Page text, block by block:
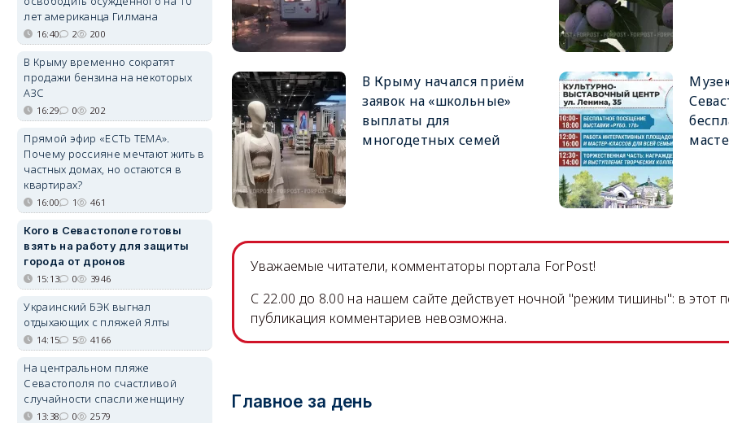
В Крыму начался приём
заявок на «школьные»
выплаты для
многодетных семей
Уважаемые читатели, комментаторы портала ForPost!
C 22.00 до 8.00 на нашем сайте действует ночной "режим тишины": в этот
публикация комментариев невозможна.
Главное за день
лет американца Гилмана
16:40 2 200
В Крыму временно сократят
продажи бензина на некоторых
АЗС
16:29 0 202
Прямой эфир «ЕСТЬ ТЕМА».
Почему россияне мечтают жить в
частных домах, но остаются в
квартирах?
16:00 1 461
Кого в Севастополе готовы
взять на работу для защиты
города от дронов
15:13 0 3946
Украинский БЭК выгнал
отдыхающих с пляжей Ялты
14:15 5 4166
На центральном пляже
Севастополя по счастливой
случайности спасли женщину
13:38 0 2579